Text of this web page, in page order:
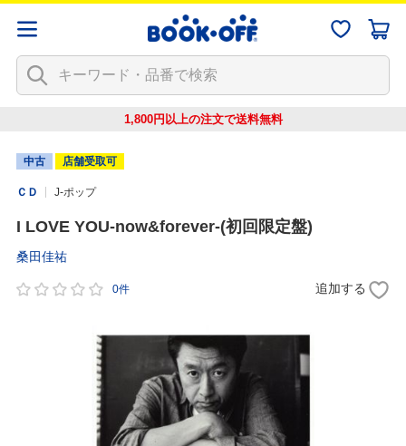
1,800円以上の注文で送料無料
中古 店舗受取可
ＣＤ J-ポップ
I LOVE YOU-now&forever-(初回限定盤)
桑田佳祐
0件 追加する